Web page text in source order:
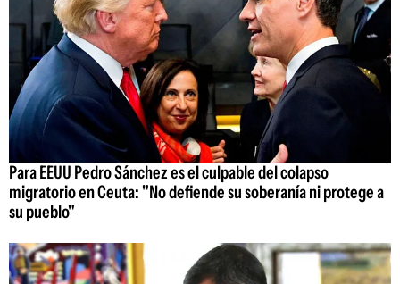
Para EEUU Pedro Sánchez es el culpable del colapso
migratorio en Ceuta: "No defiende su soberanía ni protege a
su pueblo"